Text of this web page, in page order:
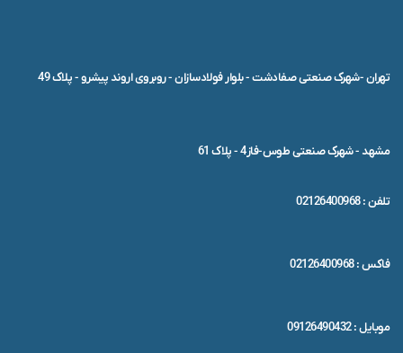
تهران -شهرک صنعتی صفادشت - بلوار فولادسازان - روبروی اروند پیشرو - پلاک 49
مشهد - شهرک صنعتی طوس-فاز4 - پلاک 61
تلفن : 02126400968
فاکس : 02126400968
موبایل : 09126490432